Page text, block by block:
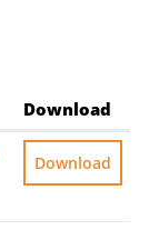
Download
Download